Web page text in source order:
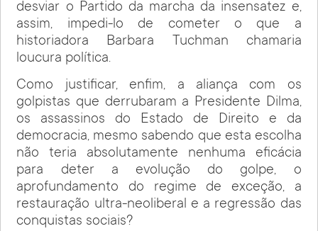
desviar o Partido da marcha da insensatez e,
assim, impedi-lo de cometer o que a
historiadora Barbara Tuchman chamaria
loucura política.
Como justificar, enfim, a aliança com os
golpistas que derrubaram a Presidente Dilma,
os assassinos do Estado de Direito e da
democracia, mesmo sabendo que esta escolha
não teria absolutamente nenhuma eficácia
para deter a evolução do golpe, o
aprofundamento do regime de exceção, a
restauração ultra-neoliberal e a regressão das
conquistas sociais?